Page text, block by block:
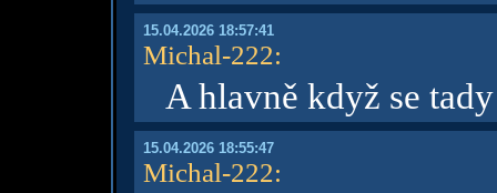
15.04.2026 18:57:41
Michal-222:
A hlavně když se
15.04.2026 18:55:47
Michal-222: